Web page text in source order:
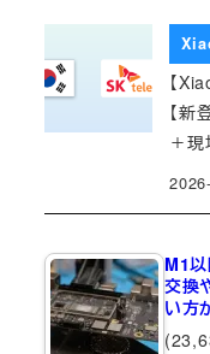
【
【新
＋
M1
交換
い方